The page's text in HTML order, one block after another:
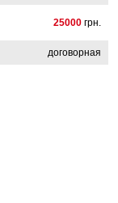
25000 грн.
договорная